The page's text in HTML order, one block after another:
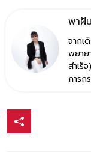
พาฝั
จากเ
พยาย
สำเร็